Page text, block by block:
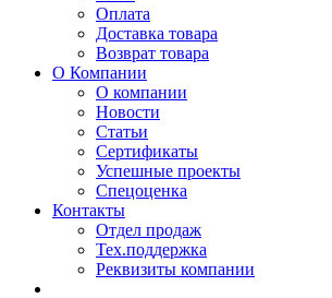
Оплата
Доставка товара
Возврат товара
О Компании
О компании
Новости
Статьи
Сертификаты
Успешные проекты
Спецоценка
Контакты
Отдел продаж
Тех.поддержка
Реквизиты компании